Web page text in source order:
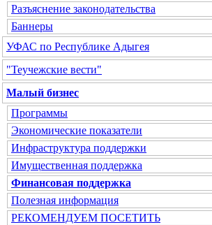
Разъяснение законодательства
Баннеры
УФАС по Республике Адыгея
"Теучежские вести"
Малый бизнес
Программы
Экономические показатели
Инфраструктура поддержки
Имущественная поддержка
Финансовая поддержка
Полезная информация
РЕКОМЕНДУЕМ ПОСЕТИТЬ